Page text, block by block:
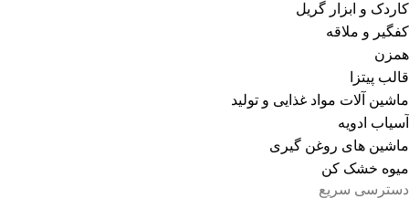
کاردک و ابزار گریل
کفگیر و ملاقه
همزن
قالب پیتزا
ماشین آلات مواد غذایی و تولید
آسیاب ادویه
ماشین های روغن گیری
میوه خشک کن
دسترسی سریع